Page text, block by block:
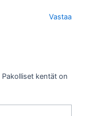
Vastaa
Pakolliset kentät on